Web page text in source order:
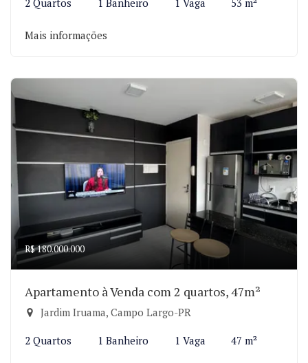
2 Quartos 1 Banheiro 1 Vaga 53 m²
Mais informações
R$ 180.000.000
Apartamento à Venda com 2 quartos, 47m²
Jardim Iruama, Campo Largo-PR
2 Quartos 1 Banheiro 1 Vaga 47 m²